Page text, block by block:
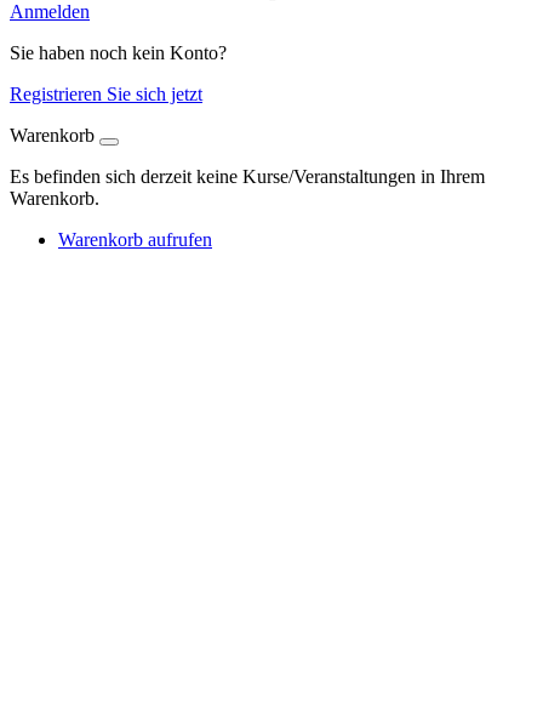
Anmelden
Sie haben noch kein Konto?
Registrieren Sie sich jetzt
Warenkorb
Es befinden sich derzeit keine Kurse/Veranstaltungen in Ihrem
Warenkorb.
Warenkorb aufrufen